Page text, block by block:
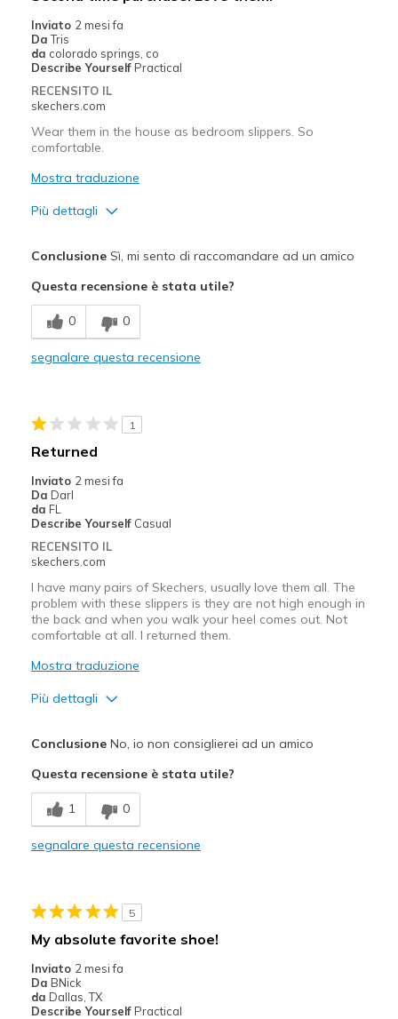
Inviato 2 mesi fa
Da Tris
da colorado springs, co
Describe Yourself Practical
RECENSITO IL
skechers.com
Wear them in the house as bedroom slippers. So
comfortable.
Mostra traduzione
Più dettagli
Breathe Well
Comfortable
Migliori Utilizzi:
Width
Sizing
Feels true to size
View On Shoes
ConclusioneSì, mi sento di raccomandare ad un amico
Questa recensione è stata utile?
0 0
segnalare questa recensione
1
Returned
Inviato 2 mesi fa
Da Darl
da FL
Describe Yourself Casual
RECENSITO IL
skechers.com
I have many pairs of Skechers, usually love them all. The
problem with these slippers is they are not high enough in
the back and when you walk your heel comes out. Not
comfortable at all. I returned them.
Mostra traduzione
Più dettagli
Width
Sizing
View On Shoes
I'm Into Shoes
ConclusioneNo, io non consiglierei ad un amico
Questa recensione è stata utile?
1 0
segnalare questa recensione
5
My absolute favorite shoe!
Inviato 2 mesi fa
Da BNick
da Dallas, TX
Describe Yourself Practical